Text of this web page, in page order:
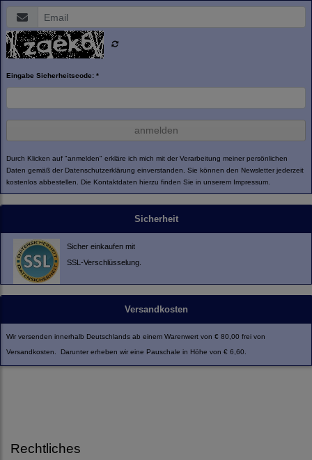
Eingabe Sicherheitscode: *
anmelden
Durch Klicken auf "anmelden" erkläre ich mich mit der Verarbeitung meiner persönlichen
Daten gemäß der Datenschutzerklärung einverstanden. Sie können den Newsletter jederzeit
kostenlos abbestellen. Die Kontaktdaten hierzu finden Sie in unserem Impressum.
Sicherheit
Sicher einkaufen mit
SSL-Verschlüsselung.
Versandkosten
Wir versenden innerhalb Deutschlands ab einem Warenwert von € 80,00 frei von
Versandkosten. Darunter erheben wir eine Pauschale in Höhe von € 6,60.
Rechtliches